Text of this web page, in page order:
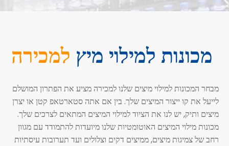
מכונות למילוי מיץ למכירה
מבחר המכונות למילוי מיצים שלנו למכירה מציע את הפתרון המושלם
לייעל את קו ייצור המיצים שלך. בין אם אתה סטארטאפ קטן או יצרן
מיצים ותיק, יש לנו את הציוד למילוי המיצים המתאים לצרכים שלך.
מכונות מילוי המיצים האוטומטיות שלנו מיועדות להתמודד עם מגוון
רחב של צמיגות מיצים, ממיצים דקים וצלולים ועד תערובות עיסתיות